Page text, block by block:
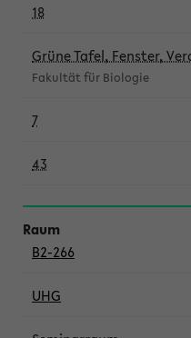
18
Grüne Tafel, Fenster,
Fakultät für Biologie
7
43
B2-266
UHG